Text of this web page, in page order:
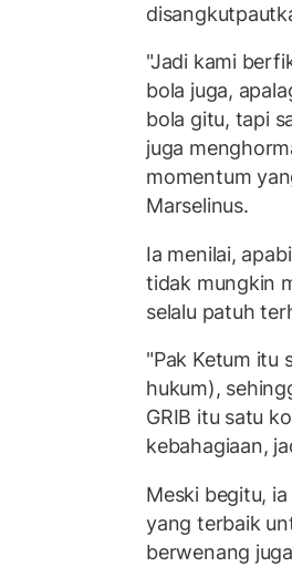
"Jadi kami
bola juga,
bola gitu, tapi
juga
momentum
Marselinus.
Ia menilai,
tidak mungkin
selalu patuh
"Pak Ketum itu
hukum),
GRIB itu satu
kebahagiaan,
Meski begitu,
yang terbaik
berwenang